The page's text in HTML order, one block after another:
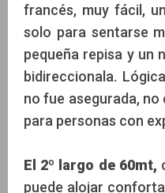
francés, muy fácil,
solo para sentarse
pequeña repisa y un
bidireccionala.
no fue asegurada, no
para personas con
El 2º largo de 60mt,
puede alojar